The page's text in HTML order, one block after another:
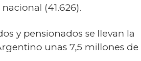
(41.626).
y pensionados se llevan la
unas 7,5 millones de